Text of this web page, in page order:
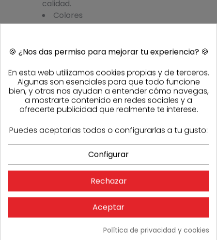
calidad.
Colores
disponibles:
opal.
Ventajas de
uso
Estas placas
combinan
resistencia, ligereza y
versatilidad, lo que
las convierte en la
opción preferida
para proyectos que
buscandurabilidad,
seguridad y un
Gracias a sus
propiedades
facilidad de
🍪 ¿Nos das permiso para mejorar tu experiencia? 🍪
En esta web utilizamos cookies propias y de terceros.
Algunas son esenciales para que todo funcione
bien, y otras nos ayudan a entender cómo navegas,
a mostrarte contenido en redes sociales y a
ofrecerte publicidad que realmente te interese.
Puedes aceptarlas todas o configurarlas a tu gusto:
Configurar
Rechazar
Aceptar
Política de privacidad y cookies